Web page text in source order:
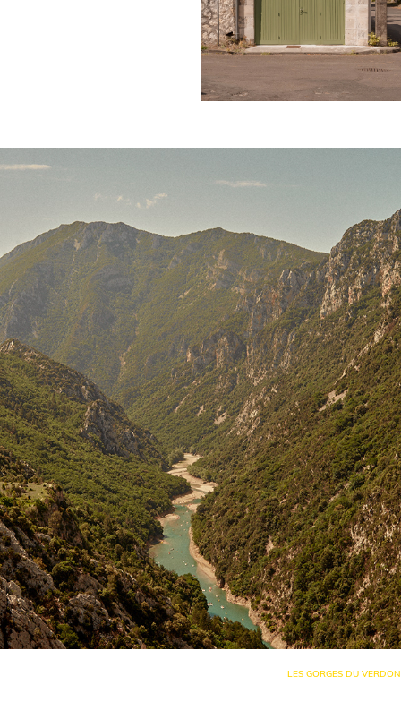
LES GORGES DU VERDON